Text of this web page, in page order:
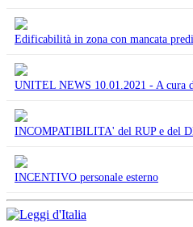
Edificabilità in zona con mancata
UNITEL NEWS 10.01.2021 - A cura
INCOMPATIBILITA' del RUP e del
INCENTIVO personale esterno